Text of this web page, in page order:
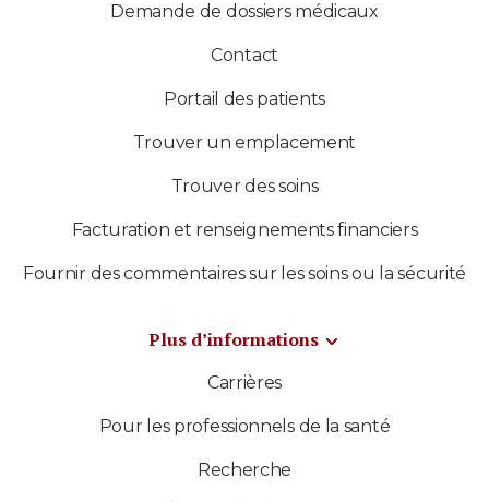
Demande de dossiers médicaux
Contact
Portail des patients
Trouver un emplacement
Trouver des soins
Facturation et renseignements financiers
Fournir des commentaires sur les soins ou la sécurité
Plus d’informations
Carrières
Pour les professionnels de la santé
Recherche